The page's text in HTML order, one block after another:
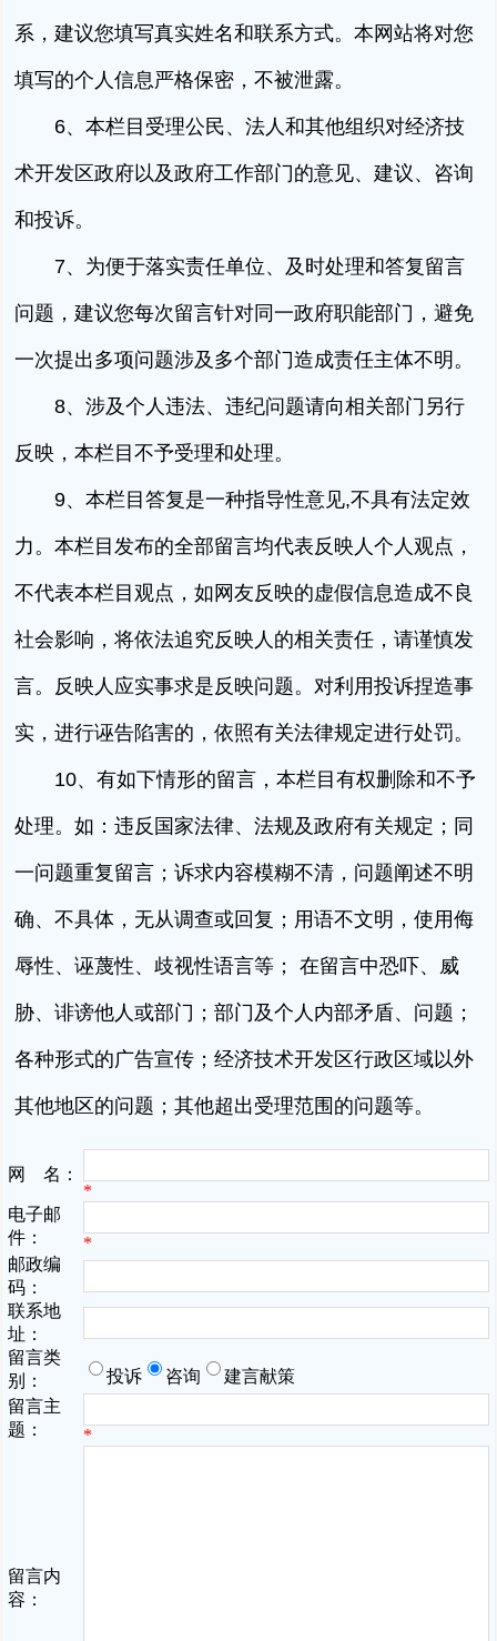
系，建议您填写真实姓名和联系方式。本网站将对您
填写的个人信息严格保密，不被泄露。
6、本栏目受理公民、法人和其他组织对经济技
术开发区政府以及政府工作部门的意见、建议、咨询
和投诉。
7、为便于落实责任单位、及时处理和答复留言
问题，建议您每次留言针对同一政府职能部门，避免
一次提出多项问题涉及多个部门造成责任主体不明。
8、涉及个人违法、违纪问题请向相关部门另行
反映，本栏目不予受理和处理。
9、本栏目答复是一种指导性意见,不具有法定效
力。本栏目发布的全部留言均代表反映人个人观点，
不代表本栏目观点，如网友反映的虚假信息造成不良
社会影响，将依法追究反映人的相关责任，请谨慎发
言。反映人应实事求是反映问题。对利用投诉捏造事
实，进行诬告陷害的，依照有关法律规定进行处罚。
10、有如下情形的留言，本栏目有权删除和不予
处理。如：违反国家法律、法规及政府有关规定；同
一问题重复留言；诉求内容模糊不清，问题阐述不明
确、不具体，无从调查或回复；用语不文明，使用侮
辱性、诬蔑性、歧视性语言等； 在留言中恐吓、威
胁、诽谤他人或部门；部门及个人内部矛盾、问题；
各种形式的广告宣传；经济技术开发区行政区域以外
其他地区的问题；其他超出受理范围的问题等。